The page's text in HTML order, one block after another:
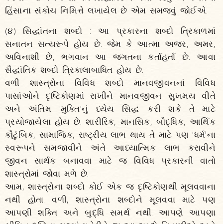
હિંસાના સંકોચ નિમિત્તે લખાયેલ છે એમ સમજવું જોઈએ.
(૪) સિદ્ધાંતના શબ્દો : આ પ્રકારના શબ્દો ત્રિકાળમાં
સનાતન સત્યરૂપે હોય છે. જેમ કે આત્મા અજર, અમર,
અવિનાશી છે, ભગવાન આ જગતના કર્તાહર્તા છે. આવા
સૈદ્ધાંતિક શબ્દો ત્રિકાલાબાધિત હોય છે.
વળી શાસ્ત્રોના વિવિધ શબ્દો માનવજીવનનાં વિવિધ
પાસાંઓને દૃષ્ટિકોણમાં રાખીને માનવજીવન સુખમય વીતે
અને અંતિમ 'મુક્તિ'નું ધ્યેય સિદ્ધ કરી શકે તે માટે
પ્રયોજાયેલા હોય છે. શારીરિક, માનસિક, બૌદ્ધિક, આર્થિક
કૌટુંબિક, સામાજિક, રાષ્ટ્રીય લાભ થાય તે માટે પણ 'ધર્મ'ના
સ્વરૂપને સમજાવીને અંતે આધ્યાત્મિક લાભ કરાવીને
જીવન સાર્થક બનાવવા માટે જ વિવિધ પ્રકારની વાતો
શાસ્ત્રોમાં જોવા મળે છે.
આમ, શાસ્ત્રોના શબ્દો કોઈ એક જ દૃષ્ટિકોણથી મૂલવવાના
નથી હોતા. વળી, શાસ્ત્રોના શબ્દોને મૂલવવા માટે પણ
આપણી શક્તિ અને બુદ્ધિ સમર્થ નથી. આપણે આપણા